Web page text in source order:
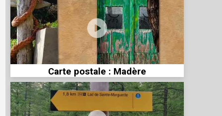
Carte postale : Madère